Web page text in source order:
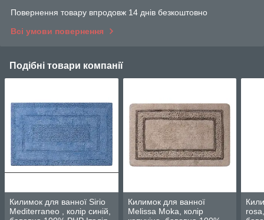
Повернення товару впродовж 14 днів безкоштовно
Всі умови повернення
Подібні товари компанії
Килимок для ванної Sirio
Mediterraneo , колір синій,
Килимок для ванної
Melissa Moka, колір